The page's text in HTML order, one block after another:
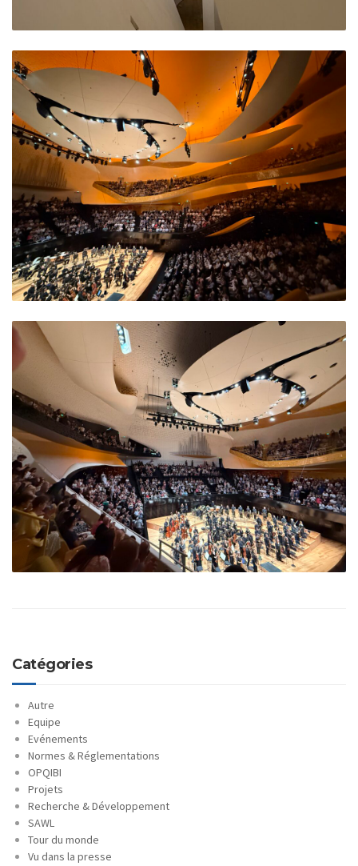
Catégories
Autre
Equipe
Evénements
Normes & Réglementations
OPQIBI
Projets
Recherche & Développement
SAWL
Tour du monde
Vu dans la presse